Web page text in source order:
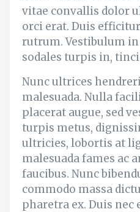
vitae convallis dolor
orci erat. Duis
rutrum. Vestibulum
sodales turpis in,
Nunc ultrices
malesuada. Nulla
placerat augue, sed
turpis metus,
ultricies, lobortis at
malesuada fames ac
faucibus. Nunc
commodo massa
pharetra ex. Duis nec